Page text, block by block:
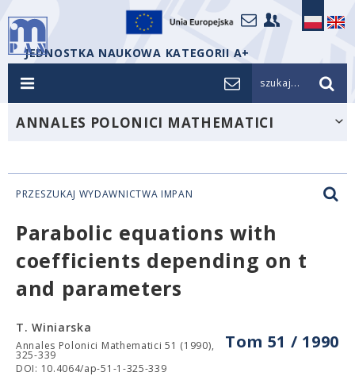
JEDNOSTKA NAUKOWA KATEGORII A+
szukaj...
ANNALES POLONICI MATHEMATICI
PRZESZUKAJ WYDAWNICTWA IMPAN
Parabolic equations with
coefficients depending on t
and parameters
Tom 51 / 1990
T. Winiarska
Annales Polonici Mathematici 51 (1990),
325-339
DOI: 10.4064/ap-51-1-325-339